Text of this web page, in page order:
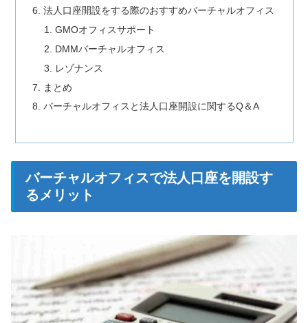
法人口座開設をする際のおすすめバーチャルオフィス
GMOオフィスサポート
DMMバーチャルオフィス
レゾナンス
まとめ
バーチャルオフィスと法人口座開設に関するQ＆A
バーチャルオフィスで法人口座を開設す
るメリット